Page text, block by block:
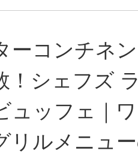
ーコンチネ
！シェフズ
ュッフェ｜
リルメニュ